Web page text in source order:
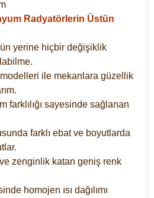
Radyatörlerin Üstün
yerine hiçbir değişiklik
ile mekanlara güzellik
farklılığı sayesinde sağlanan
farklı ebat ve boyutlarda
zenginlik katan geniş renk
homojen ısı dağılımı